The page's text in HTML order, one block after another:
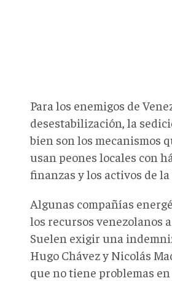
Para los enemigos de
desestabilización, la
bien son los mecanismos
usan peones locales con
finanzas y los activos de
Algunas compañías
los recursos venezolanos
Suelen exigir una
Hugo Chávez y Nicolás
que no tiene problemas